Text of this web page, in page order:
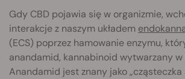
Gdy CBD pojawia się w organizmie,
interakcje z naszym układem
(ECS) poprzez hamowanie enzymu,
anandamid, kannabinoid wytwarzany w
Anandamid jest znany jako „cząsteczka